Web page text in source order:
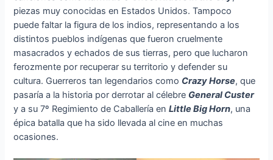
piezas muy conocidas en Estados Unidos. Tampoco
puede faltar la figura de los indios, representando a los
distintos pueblos indígenas que fueron cruelmente
masacrados y echados de sus tierras, pero que lucharon
ferozmente por recuperar su territorio y defender su
cultura. Guerreros tan legendarios como Crazy Horse, que
pasaría a la historia por derrotar al célebre General Custer
y a su 7º Regimiento de Caballería enLittle Big Horn, una
épica batalla que ha sido llevada al cine en muchas
ocasiones.